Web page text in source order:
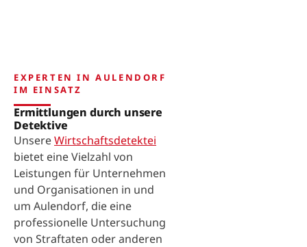
EXPERTEN IN AULENDORF
IM EINSATZ
Ermittlungen durch unsere
Detektive
UnsereWirtschaftsdetektei
bietet eine Vielzahl von
Leistungen für Unternehmen
und Organisationen in und
um Aulendorf, die eine
professionelle Untersuchung
von Straftaten oder anderen